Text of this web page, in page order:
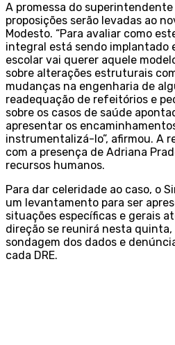
A promessa do superintendente
proposições serão levadas ao
Modesto. “Para avaliar como
integral está sendo implantado
escolar vai querer aquele
sobre alterações estruturais
mudanças na engenharia de
readequação de refeitórios e
sobre os casos de saúde
apresentar os
instrumentalizá-lo”, afirmou. A
com a presença de Adriana
recursos humanos.
Para dar celeridade ao caso, o
um levantamento para ser
situações específicas e gerais
direção se reunirá nesta quinta,
sondagem dos dados e
cada DRE.